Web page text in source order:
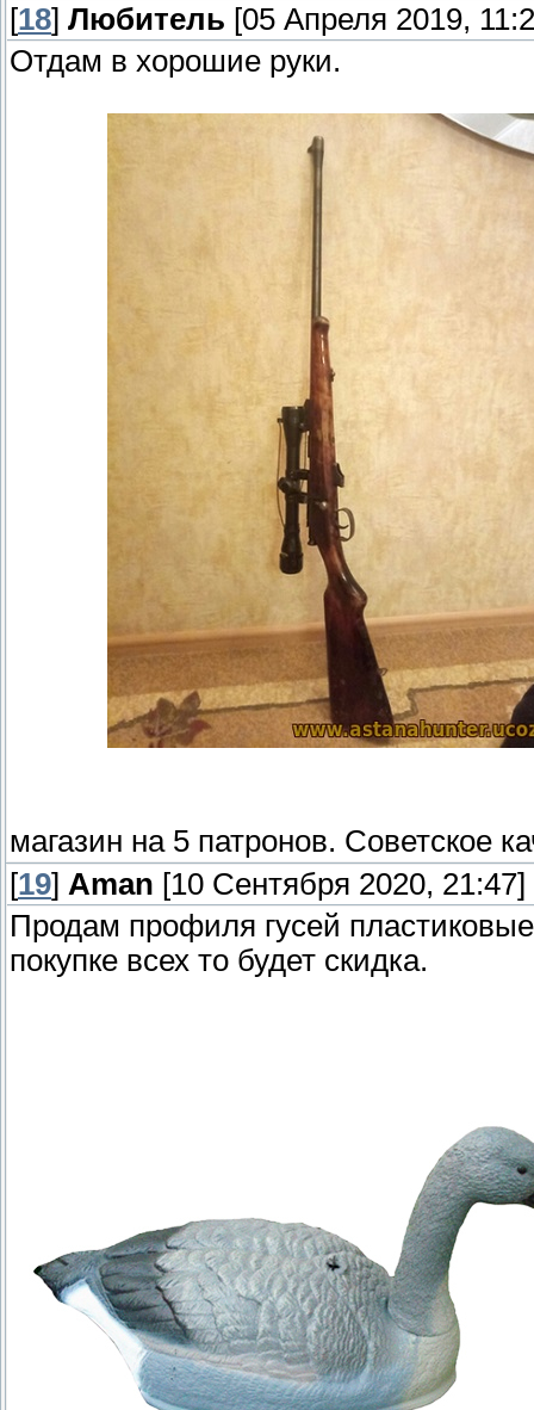
[18] Любитель [05 Апреля 2019,
Отдам в хорошие руки.
магазин на 5 патронов. Советское
[19] Aman [10 Сентября 2020, 21:47]
Продам профиля гусей
покупке всех то будет скидка.